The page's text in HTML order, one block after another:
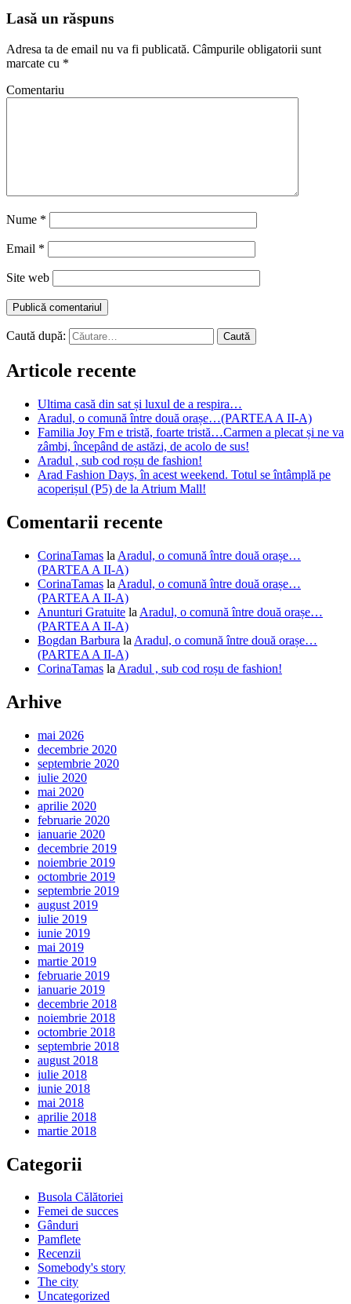
Lasă un răspuns
Adresa ta de email nu va fi publicată. Câmpurile obligatorii sunt
marcate cu *
Comentariu
Nume *
Email *
Site web
Caută după:
Articole recente
Ultima casă din sat și luxul de a respira…
Aradul, o comună între două orașe…(PARTEA A II-A)
Familia Joy Fm e tristă, foarte tristă…Carmen a plecat și ne va
zâmbi, începând de astăzi, de acolo de sus!
Aradul , sub cod roșu de fashion!
Arad Fashion Days, în acest weekend. Totul se întâmplă pe
acoperișul (P5) de la Atrium Mall!
Comentarii recente
CorinaTamas la Aradul, o comună între două orașe…
(PARTEA A II-A)
CorinaTamas la Aradul, o comună între două orașe…
(PARTEA A II-A)
Anunturi Gratuite la Aradul, o comună între două orașe…
(PARTEA A II-A)
Bogdan Barbura la Aradul, o comună între două orașe…
(PARTEA A II-A)
CorinaTamas la Aradul , sub cod roșu de fashion!
Arhive
mai 2026
decembrie 2020
septembrie 2020
iulie 2020
mai 2020
aprilie 2020
februarie 2020
ianuarie 2020
decembrie 2019
noiembrie 2019
octombrie 2019
septembrie 2019
august 2019
iulie 2019
iunie 2019
mai 2019
martie 2019
februarie 2019
ianuarie 2019
decembrie 2018
noiembrie 2018
octombrie 2018
septembrie 2018
august 2018
iulie 2018
iunie 2018
mai 2018
aprilie 2018
martie 2018
Categorii
Busola Călătoriei
Femei de succes
Gânduri
Pamflete
Recenzii
Somebody's story
The city
Uncategorized